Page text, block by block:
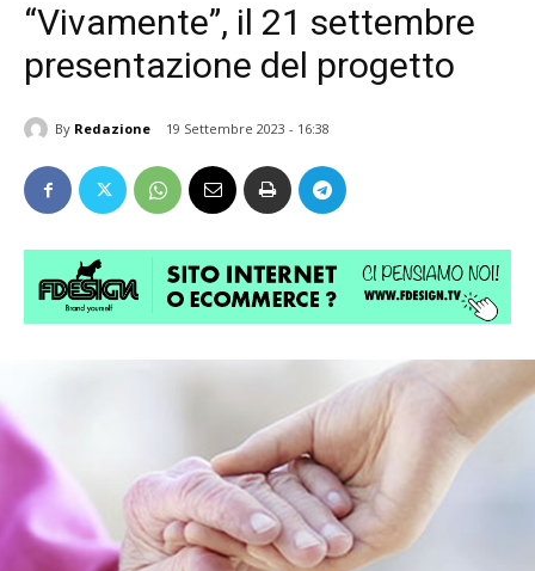
“Vivamente”, il 21 settembre
presentazione del progetto
By Redazione 19 Settembre 2023 - 16:38